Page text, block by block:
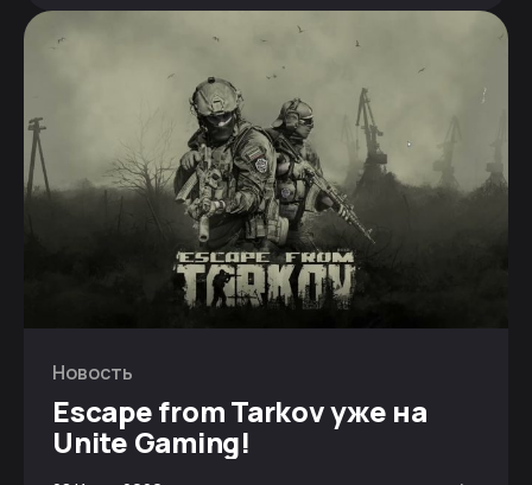
Новость
Escape from Tarkov уже на
Unite Gaming!